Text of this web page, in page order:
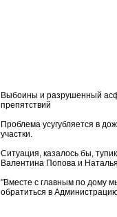
Выбоины и разрушенный
препятствий
Проблема усугубляется в
участки.
Ситуация, казалось бы,
Валентина Попова и
"Вместе с главным по дому
обратиться в